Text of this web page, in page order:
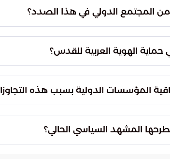
على أن القدس الشرقية هي العاصمة الأبدية
من المجتمع الدولي في هذا الصدد؟
الخليج على ضرورة تفعيل المحاسبة
الدولي.
الهوية العربية للقدس؟
المحتلة. ومن خلال هذا التضامن،
المؤسسات الدولية بسبب هذه
العالمية ضرورة التدخل لضمان عدم
الشعوب.
المشهد السياسي الحالي؟